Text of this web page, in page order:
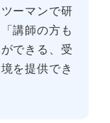
ーマンで研
講師の方も
できる、受
を提供でき